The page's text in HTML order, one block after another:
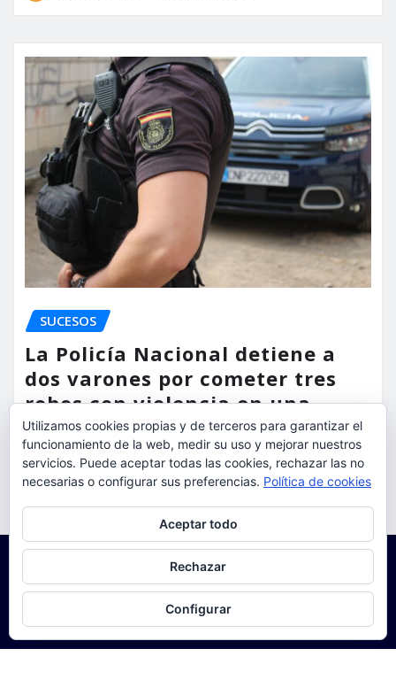
SUCESOS
La Policía Nacional detiene a
dos varones por cometer tres
robos con violencia en una
misma mañana
torrent al dia Ago 7, 2026
Utilizamos cookies propias y de terceros para garantizar el
funcionamiento de la web, medir su uso y mejorar nuestros
servicios. Puede aceptar todas las cookies, rechazar las no
necesarias o configurar sus preferencias. Política de cookies
Aceptar todo
Rechazar
Configurar
Para obtener más información, incluido cómo gestionar las cookies,